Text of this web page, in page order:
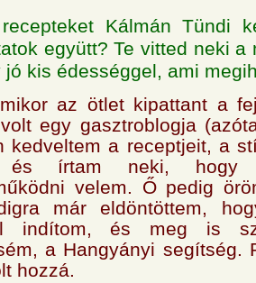
Kálmán Tündi
együtt? Te vitted neki a
jó kis édességgel, ami
az ötlet kipattant a
egy gasztroblogja
kedveltem a receptjeit, a
és írtam neki, hogy
velem. Ő pedig
már eldöntöttem,
indítom, és meg is
a Hangyányi segítség.
hozzá.